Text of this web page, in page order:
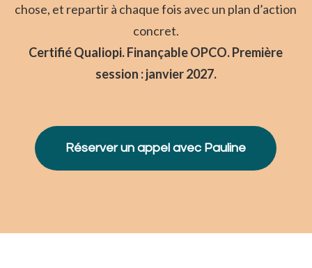
chose, et repartir à chaque fois avec un plan d’action
concret.
Certifié Qualiopi. Finançable OPCO. Première
session : janvier 2027.
Réserver un appel avec Pauline